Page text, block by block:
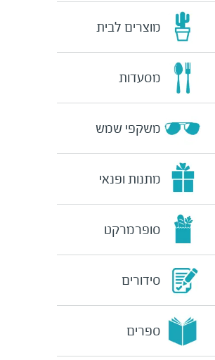
מוצרים לבית
מסעדות
משקפי שמש
מתנות ופנאי
סופרמרקט
סידורים
ספרים